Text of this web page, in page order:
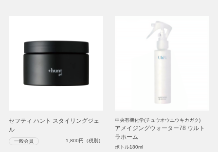
セフティ ハント スタイリングジェ
ル
一般会員 1,800円（税別）
中央有機化学(チュウオウユウキカガク)
アメイジングウォーター78 ウルト
ラホーム
ボトル180ml